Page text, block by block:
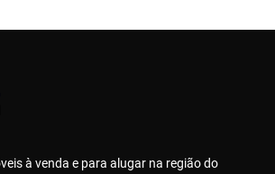
à venda e para alugar na região do